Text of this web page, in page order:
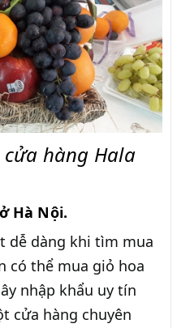
hàng Hala
Hà Nội.
dễ dàng khi tìm mua
có thể mua giỏ hoa
nhập khẩu uy tín
cửa hàng chuyên